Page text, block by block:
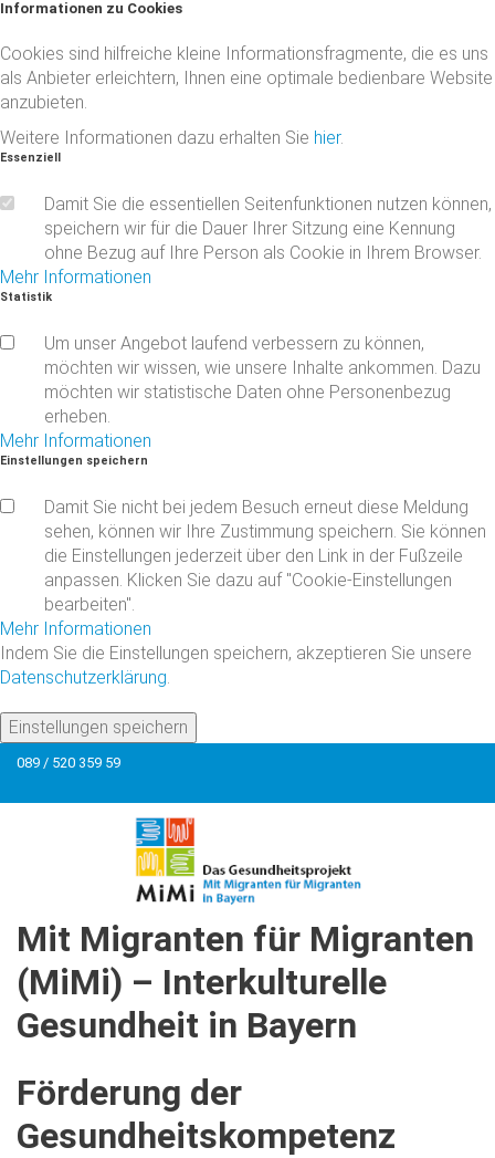
Informationen zu Cookies
Cookies sind hilfreiche kleine Informationsfragmente, die es uns
als Anbieter erleichtern, Ihnen eine optimale bedienbare Website
anzubieten.
Weitere Informationen dazu erhalten Sie hier.
Essenziell
Damit Sie die essentiellen Seitenfunktionen nutzen können,
speichern wir für die Dauer Ihrer Sitzung eine Kennung
ohne Bezug auf Ihre Person als Cookie in Ihrem Browser.
Mehr Informationen
Statistik
Um unser Angebot laufend verbessern zu können,
möchten wir wissen, wie unsere Inhalte ankommen. Dazu
möchten wir statistische Daten ohne Personenbezug
erheben.
Mehr Informationen
Einstellungen speichern
Damit Sie nicht bei jedem Besuch erneut diese Meldung
sehen, können wir Ihre Zustimmung speichern. Sie können
die Einstellungen jederzeit über den Link in der Fußzeile
anpassen. Klicken Sie dazu auf "Cookie-Einstellungen
bearbeiten".
Mehr Informationen
Indem Sie die Einstellungen speichern, akzeptieren Sie unsere
Datenschutzerklärung.
Einstellungen speichern
089 / 520 359 59
Mit Migranten für Migranten
(MiMi) – Interkulturelle
Gesundheit in Bayern
Förderung der
Gesundheitskompetenz